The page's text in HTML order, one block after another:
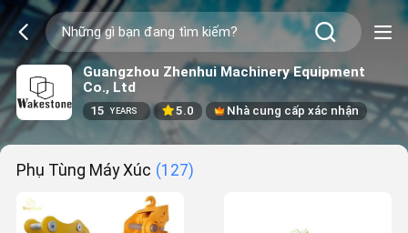
Guangzhou Zhenhui Machinery Equipment
Co., Ltd
15 YEARS 5.0 Nhà cung cấp xác nhận
Phụ Tùng Máy Xúc (127)